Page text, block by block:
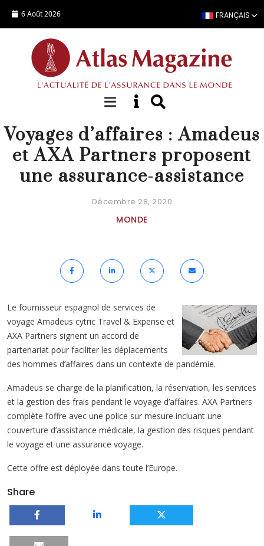
6 Août 2026 FRANÇAIS
ACTUALITÉ
Voyages d’affaires : Amadeus
et AXA Partners proposent
une assurance-assistance
Décembre 28, 2020
MONDE
Le fournisseur espagnol de services de
voyage Amadeus cytric Travel & Expense et
AXA Partners signent un accord de
partenariat pour faciliter les déplacements
des hommes d’affaires dans un contexte de pandémie.
Amadeus se charge de la planification, la réservation, les services
et la gestion des frais pendant le voyage d’affaires. AXA Partners
complète l’offre avec une police sur mesure incluant une
couverture d’assistance médicale, la gestion des risques pendant
le voyage et une assurance voyage.
Cette offre est déployée dans toute l’Europe.
Share